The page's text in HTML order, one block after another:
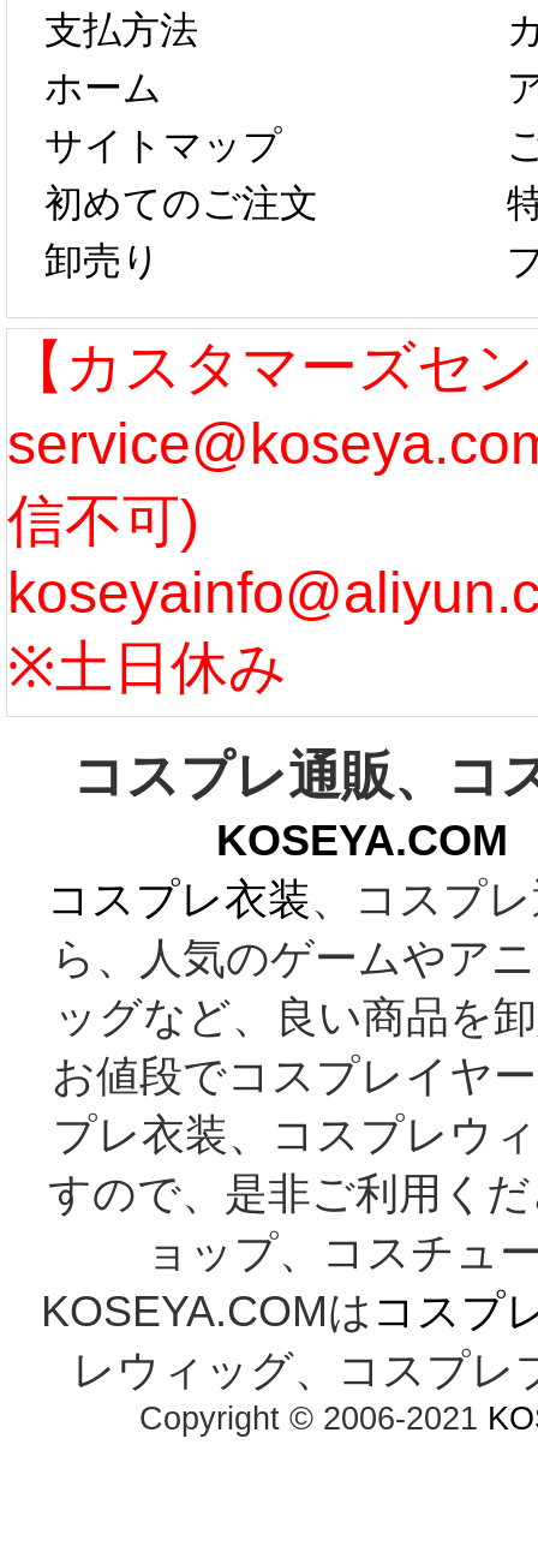
以後のご注文
は、2月25日か
らコスプレ制
作、発送予定と
なります。 ...
[more]
新春
字半
第二
たし
ル期
まで
う...
支払方法
ホーム
サイトマップ
初めてのご注文
卸売り
【カスタマーズセ
信不可)
※土日休み
コスプレ通販、コ
コスプレ衣装、コスプ
ら、人気のゲームやア
ッグなど、良い商品を
お値段でコスプレイヤ
プレ衣装、コスプレウ
すので、是非ご利用く
ョップ、コスチュ
KOSEYA.COMは コスプ
レウィッグ、コスプレ
Copyright © 2006-2021